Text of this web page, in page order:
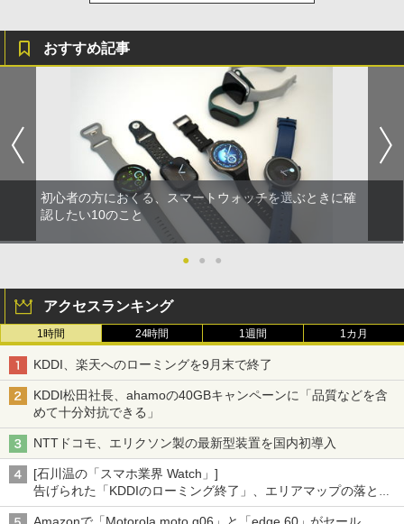
おすすめ記事
初心者の方におくる、スマートウォッチを選ぶときに確
認したい10のこと
● ● ●
アクセスランキング
1時間 24時間 1週間 1カ月
KDDI、楽天へのローミングを9月末で終了
KDDI松田社長、ahamoの40GBキャンペーンに「品質などを含
めて十分対抗できる」
NTTドコモ、エリクソン製の最新型装置を国内初導入
[石川温の「スマホ業界 Watch」]
告げられた「KDDIのローミング終了」、エリアマップの落とし
穴と楽天モバイルの課題